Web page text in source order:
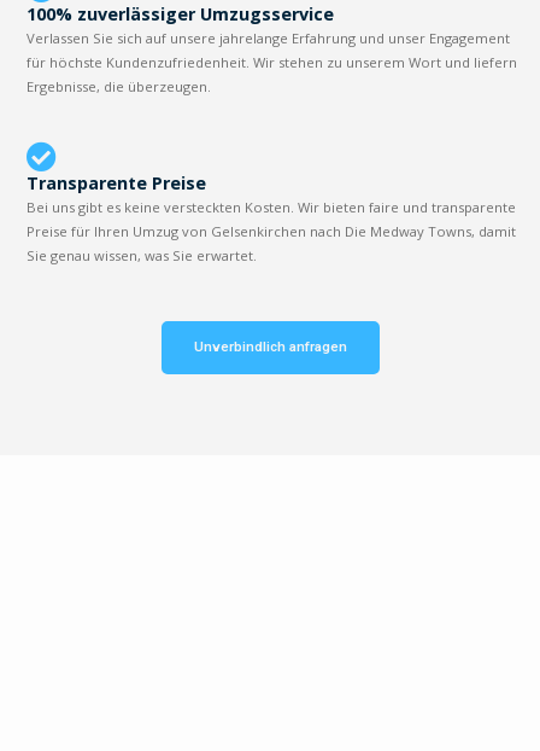
100% zuverlässiger Umzugsservice
Verlassen Sie sich auf unsere jahrelange Erfahrung und unser Engagement
für höchste Kundenzufriedenheit. Wir stehen zu unserem Wort und liefern
Ergebnisse, die überzeugen.
Transparente Preise
Bei uns gibt es keine versteckten Kosten. Wir bieten faire und transparente
Preise für Ihren Umzug von Gelsenkirchen nach Die Medway Towns, damit
Sie genau wissen, was Sie erwartet.
Unverbindlich anfragen